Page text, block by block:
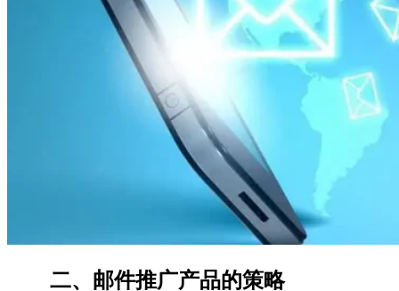
二、邮件推广产品的策略